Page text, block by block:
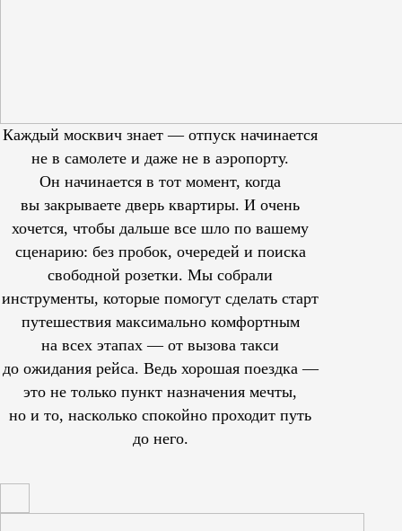
Каждый москвич знает — отпуск начинается
не в самолете и даже не в аэропорту.
Он начинается в тот момент, когда
вы закрываете дверь квартиры. И очень
хочется, чтобы дальше все шло по вашему
сценарию: без пробок, очередей и поиска
свободной розетки. Мы собрали
инструменты, которые помогут сделать старт
путешествия максимально комфортным
на всех этапах — от вызова такси
до ожидания рейса. Ведь хорошая поездка —
это не только пункт назначения мечты,
но и то, насколько спокойно проходит путь
до него.